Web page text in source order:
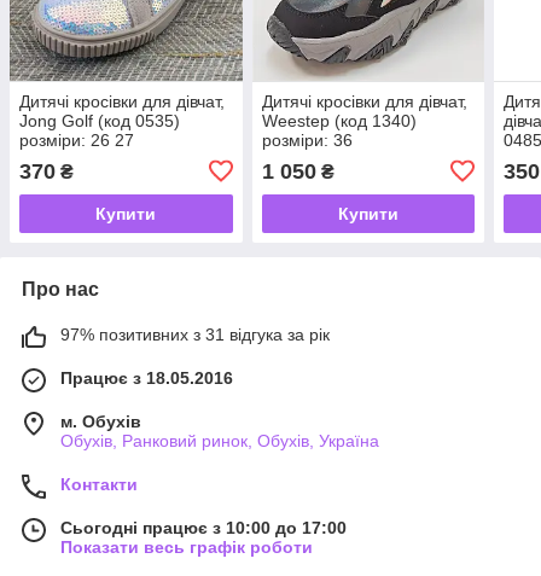
Дитячі кросівки для дівчат,
Jong Golf (код 0535)
розміри: 26 27
370 ₴
Купити
Дитячі кросівки для дівчат,
Weestep (код 1340)
розміри: 36
1 050₴
Купити
350
Про нас
97% позитивних з 31 відгука за рік
Працює з 18.05.2016
м. Обухів
Обухів, Ранковий ринок, Обухів, Україна
Контакти
Сьогодні працює з 10:00 до 17:00
Показати весь графік роботи